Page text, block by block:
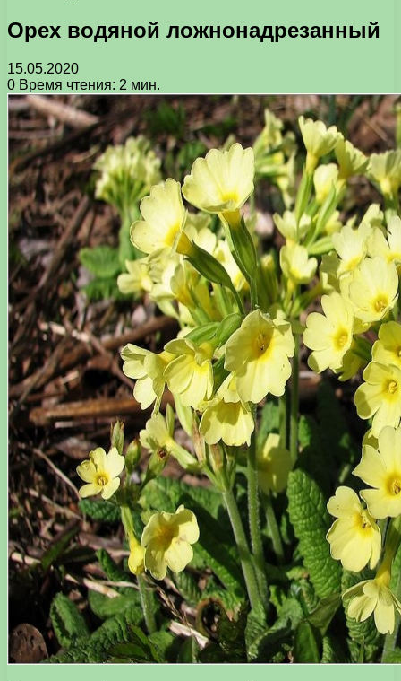
Орех водяной ложнонадрезанный
15.05.2020
0 Время чтения: 2 мин.